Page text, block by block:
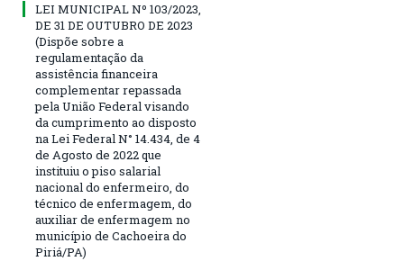
LEI MUNICIPAL Nº 103/2023,
DE 31 DE OUTUBRO DE 2023
(Dispõe sobre a
regulamentação da
assistência financeira
complementar repassada
pela União Federal visando
da cumprimento ao disposto
na Lei Federal N° 14.434, de 4
de Agosto de 2022 que
instituiu o piso salarial
nacional do enfermeiro, do
técnico de enfermagem, do
auxiliar de enfermagem no
município de Cachoeira do
Piriá/PA)